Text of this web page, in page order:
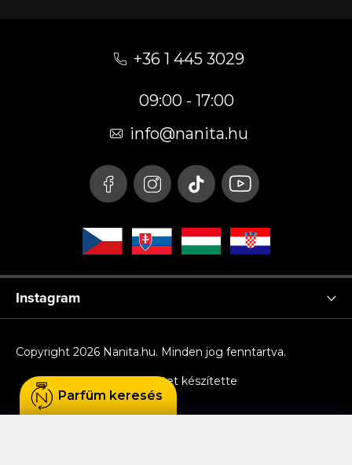
+36 1 445 3029
09:00 - 17:00
info@nanita.hu
Instagram
Shoptet készítette
Copyright 2026 Nanita.hu. Minden jog fenntartva.
Parfüm keresés